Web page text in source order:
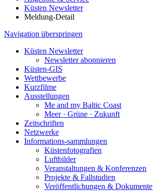
Küsten Newsletter
Meldung-Detail
Navigation überspringen
Küsten Newsletter
Newsletter abonnieren
Küsten-GIS
Wettbewerbe
Kurzfilme
Ausstellungen
Me and my Baltic Coast
Meer · Grüne · Zukunft
Zeitschriften
Netzwerke
Informations-sammlungen
Küstenfotografien
Luftbilder
Veranstaltungen & Konferenzen
Projekte & Fallstudien
Veröffentlichungen & Dokumente